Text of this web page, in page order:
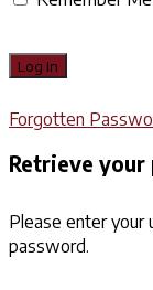
Forgotten
Retrieve your
Please enter your
password.